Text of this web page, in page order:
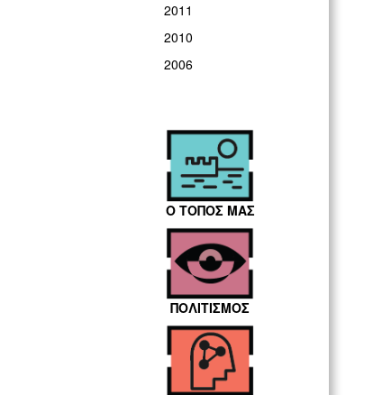
2011
2010
2006
Ο ΤΟΠΟΣ ΜΑΣ
ΠΟΛΙΤΙΣΜΟΣ